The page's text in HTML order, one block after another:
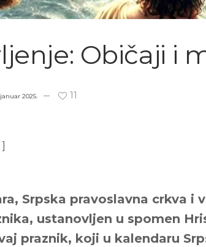
Običaji i
januar 2025. 11
Srpska pravoslavna crkva
ustanovljen u spomen
praznik, koji u kalendaru